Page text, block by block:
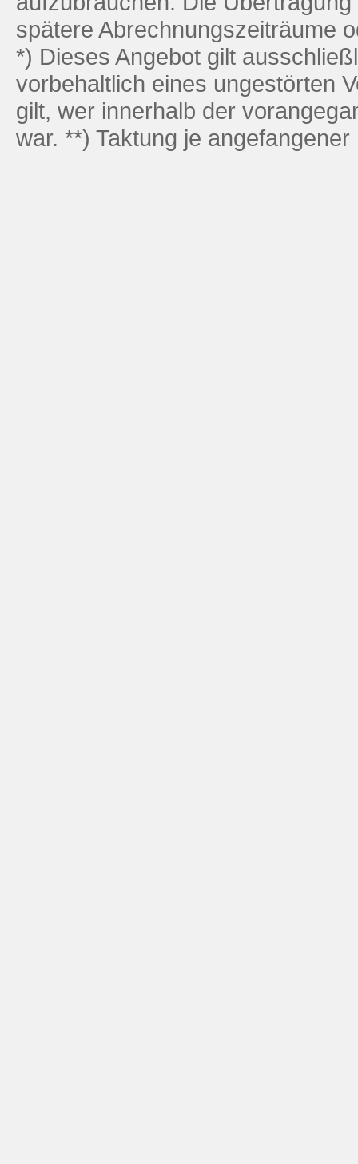
spätere Abrechnungszeiträume
*) Dieses Angebot gilt
vorbehaltlich eines ungestörten
gilt, wer innerhalb der
war. **) Taktung je angefangener